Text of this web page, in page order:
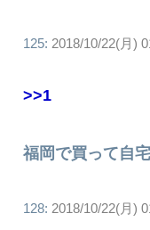
125: 2018/10/22(月)
>>1
福岡で買って自
128: 2018/10/22(月)